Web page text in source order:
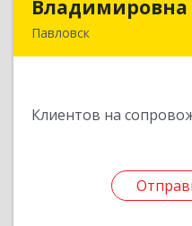
Владимировна
Павловск
Клиентов на